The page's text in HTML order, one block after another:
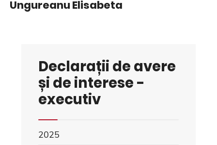
Ungureanu Elisabeta
Declarații de avere
și de interese -
executiv
2025